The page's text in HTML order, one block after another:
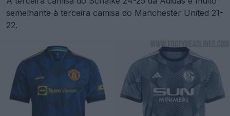
semelhante à terceira camisa do Manchester United 21-
22.